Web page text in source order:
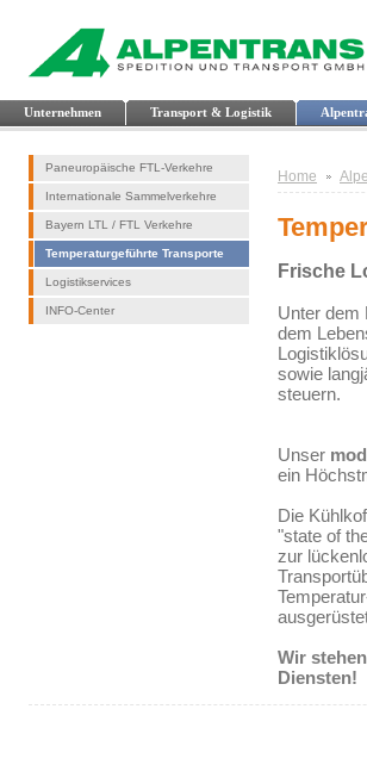
Unternehmen Transport & Logistik
Paneuropäische FTL-Verkehre
Internationale Sammelverkehre
Bayern LTL / FTL Verkehre
Temperaturgeführte Transporte
Logistikservices
INFO-Center
Home
Frische
Unter dem
dem
sowie
steuern.
Unser
ein
Die
"state of
zur
Wir
Diensten!